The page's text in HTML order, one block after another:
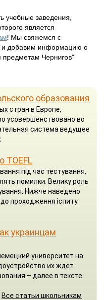
учебные заведения,
является
! Мы свяжемся с
и добавим информацию о
Чернигов"
образования
стран в Европе,
усовершенствовано во
система ведущее
TOEFL
під час тестування,
помилки. Велику роль
Нижче наведено
до проходження іспиту
украинцам
университет на
их ждет
– далее в тексте.
Все статьи школьникам